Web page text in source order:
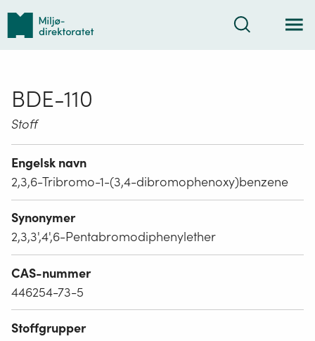
Tilbake
forsiden
Søk
BDE-110
Stoff
Engelsk navn
2,3,6-Tribromo-1-(3,4-dibromophenoxy)benzene
Synonymer
2,3,3',4',6-Pentabromodiphenylether
CAS-nummer
446254-73-5
Stoffgrupper